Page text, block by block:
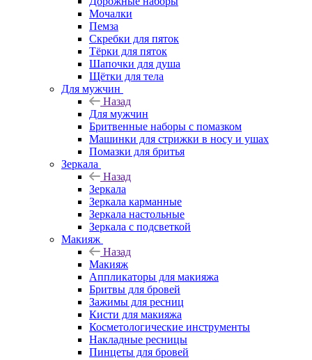
Мочалки
Пемза
Скребки для пяток
Тёрки для пяток
Шапочки для душа
Щётки для тела
Для мужчин
Назад
Для мужчин
Бритвенные наборы с помазком
Машинки для стрижки в носу и ушах
Помазки для бритья
Зеркала
Назад
Зеркала
Зеркала карманные
Зеркала настольные
Зеркала с подсветкой
Макияж
Назад
Макияж
Аппликаторы для макияжа
Бритвы для бровей
Зажимы для ресниц
Кисти для макияжа
Косметологические инструменты
Накладные ресницы
Пинцеты для бровей